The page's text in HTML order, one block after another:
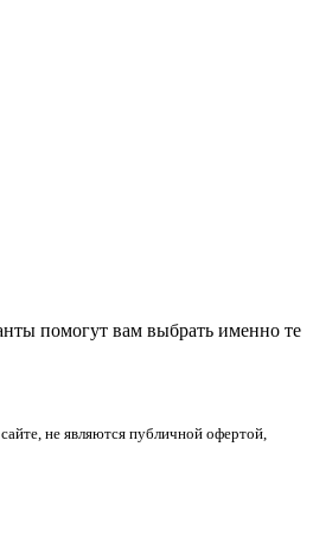
помогут вам выбрать именно те
не являются публичной офертой,